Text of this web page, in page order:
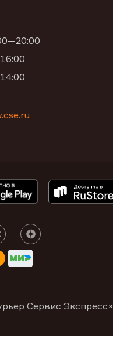
Сервис Экспресс»